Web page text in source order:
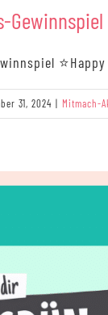
Gewinnspiel
31, 2024 | Mitmach-